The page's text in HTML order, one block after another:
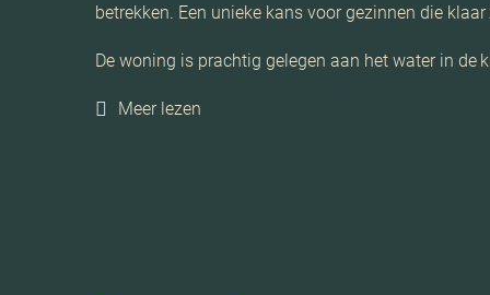
betrekken. Een unieke kans voor gezinnen die
De woning is prachtig gelegen aan het water in
Meer lezen